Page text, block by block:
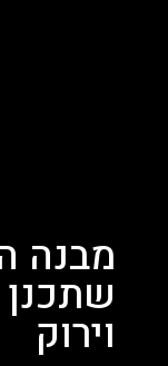
מבנה
שתכנן
וירוק